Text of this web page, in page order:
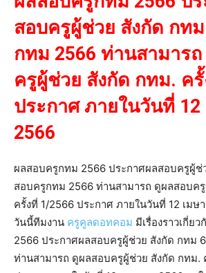
สอบครูผู้ช่วย สังกัด กท
กทม 2566 ท่านสามาร
ครูผู้ช่วย สังกัด กทม. ค
ประกาศ ภายในวันที่ 12
2566
ผลสอบครูกทม 2566 ประกาศผลสอบครูผู้ช่
สอบครูกทม 2566 ท่านสามารถ ดูผลสอบค
ครั้งที่ 1/2566 ประกาศ ภายในวันที่ 12 เมษ
วันนี้ทีมงาน ครูคูลดอทคอม มีเรื่องราวเกี่ย
2566 ประกาศผลสอบครูผู้ช่วย สังกัด กทม
ท่านสามารถ ดูผลสอบครูผู้ช่วย สังกัด กทม.